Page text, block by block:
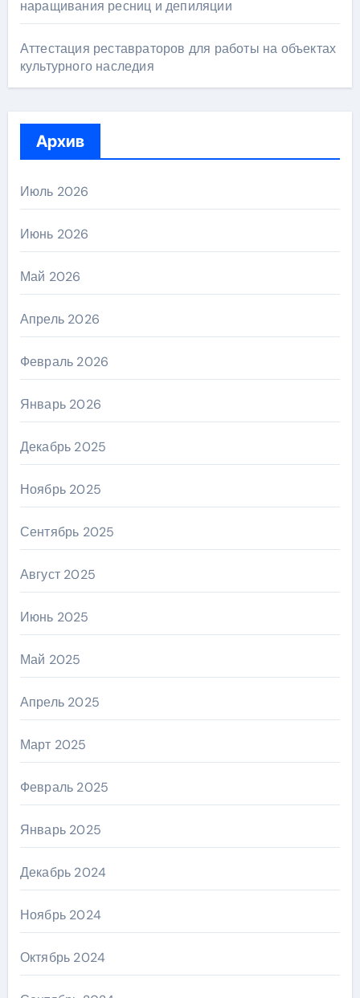
наращивания ресниц и депиляции
Аттестация реставраторов для работы на объектах
культурного наследия
Архив
Июль 2026
Июнь 2026
Май 2026
Апрель 2026
Февраль 2026
Январь 2026
Декабрь 2025
Ноябрь 2025
Сентябрь 2025
Август 2025
Июнь 2025
Май 2025
Апрель 2025
Март 2025
Февраль 2025
Январь 2025
Декабрь 2024
Ноябрь 2024
Октябрь 2024